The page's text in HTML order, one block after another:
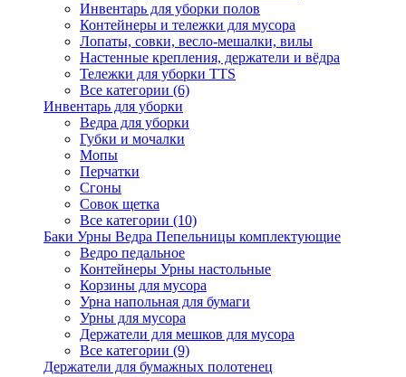
Инвентарь для уборки полов
Контейнеры и тележки для мусора
Лопаты, совки, весло-мешалки, вилы
Настенные крепления, держатели и вёдра
Тележки для уборки TTS
Все категории (6)
Инвентарь для уборки
Ведра для уборки
Губки и мочалки
Мопы
Перчатки
Сгоны
Совок щетка
Все категории (10)
Баки Урны Ведра Пепельницы комплектующие
Ведро педальное
Контейнеры Урны настольные
Корзины для мусора
Урна напольная для бумаги
Урны для мусора
Держатели для мешков для мусора
Все категории (9)
Держатели для бумажных полотенец